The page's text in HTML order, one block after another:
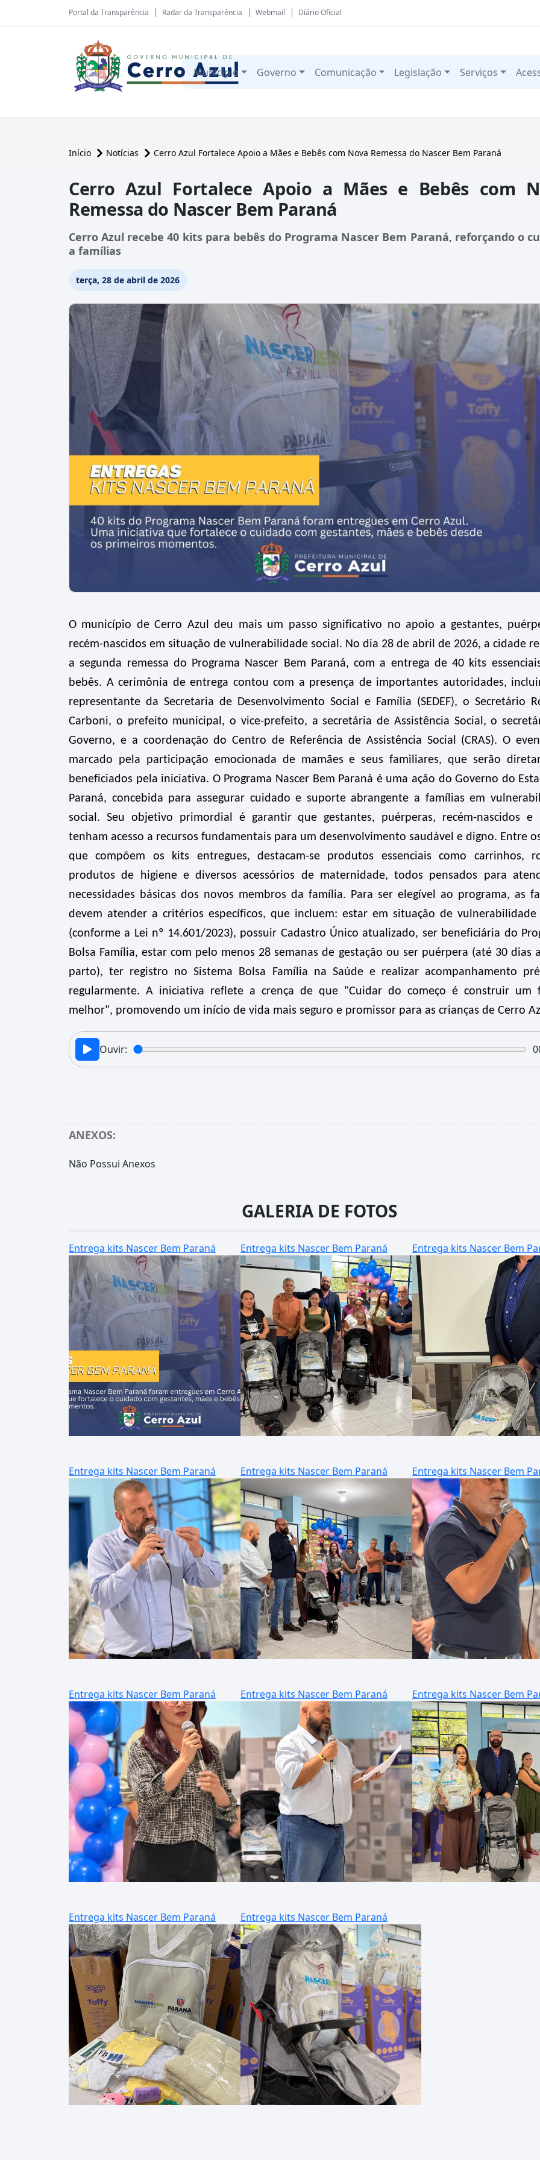
Portal da Transparência Radar da Transparência Webmail Diário Oficial
Município Governo Comunicação Legislação Serviços
Início Notícias Cerro Azul Fortalece Apoio a Mães e Bebês com Nova Remessa do Nascer Bem Paraná
Cerro Azul Fortalece Apoio a Mães e Bebês com
Remessa do Nascer Bem Paraná
Cerro Azul recebe 40 kits para bebês do Programa Nascer Bem Paraná, reforçando o
a famílias
terça, 28 de abril de 2026
O município de Cerro Azul deu mais um passo significativo no apoio a gestantes,
recém-nascidos em situação de vulnerabilidade social. No dia 28 de abril de 2026, a cidade
a segunda remessa do Programa Nascer Bem Paraná, com a entrega de 40 kits
bebês. A cerimônia de entrega contou com a presença de importantes autoridades,
representante da Secretaria de Desenvolvimento Social e Família (SEDEF), o Secretário
Carboni, o prefeito municipal, o vice-prefeito, a secretária de Assistência Social, o
Governo, e a coordenação do Centro de Referência de Assistência Social (CRAS). O
marcado pela participação emocionada de mamães e seus familiares, que serão
beneficiados pela iniciativa. O Programa Nascer Bem Paraná é uma ação do Governo do
Paraná, concebida para assegurar cuidado e suporte abrangente a famílias em
social. Seu objetivo primordial é garantir que gestantes, puérperas, recém-nascidos e
tenham acesso a recursos fundamentais para um desenvolvimento saudável e digno. Entre
que compõem os kits entregues, destacam-se produtos essenciais como carrinhos,
produtos de higiene e diversos acessórios de maternidade, todos pensados para
necessidades básicas dos novos membros da família. Para ser elegível ao programa, as
devem atender a critérios específicos, que incluem: estar em situação de vulnerabilidade
(conforme a Lei nº 14.601/2023), possuir Cadastro Único atualizado, ser beneficiária do
Bolsa Família, estar com pelo menos 28 semanas de gestação ou ser puérpera (até 30 dias
parto), ter registro no Sistema Bolsa Família na Saúde e realizar acompanhamento
regularmente. A iniciativa reflete a crença de que "Cuidar do começo é construir um
melhor", promovendo um início de vida mais seguro e promissor para as crianças de Cerro
Ouvir:
ANEXOS:
Não Possui Anexos
GALERIA DE FOTOS
Entrega kits Nascer Bem Paraná Entrega kits Nascer Bem Paraná Entrega kits Nascer Bem
Entrega kits Nascer Bem Paraná Entrega kits Nascer Bem Paraná Entrega kits Nascer Bem
Entrega kits Nascer Bem Paraná Entrega kits Nascer Bem Paraná Entrega kits Nascer Bem
Entrega kits Nascer Bem Paraná Entrega kits Nascer Bem Paraná